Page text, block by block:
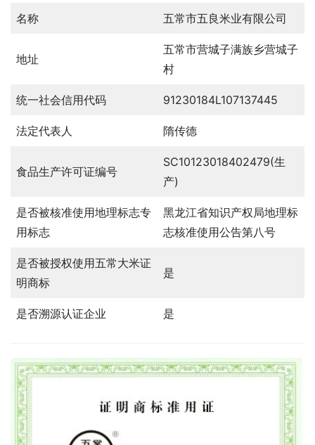
名称 五常市五良米业有限公司
地址
五常市营城子满族乡营城子
村
统一社会信用代码 91230184L107137445
法定代表人 隋传德
食品生产许可证编号
SC10123018402479(生
产)
是否被核准使用地理标志专
用标志
黑龙江省知识产权局地理标
志核准使用公告第八号
是否被授权使用五常大米证
明商标
是
是否溯源认证企业 是